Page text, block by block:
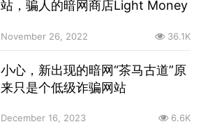
站，骗人的暗网商店Light Money
November 26, 2022 36.1K
小心，新出现的暗网“茶马古道”原
来只是个低级诈骗网站
December 16, 2023 6.6K